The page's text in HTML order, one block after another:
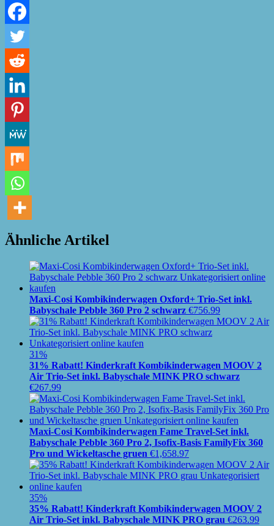
Ähnliche Artikel
Maxi-Cosi Kombikinderwagen Oxford+ Trio-Set inkl.
Babyschale Pebble 360 Pro 2 schwarz €756.99
31%
31% Rabatt! Kinderkraft Kombikinderwagen MOOV 2
Air Trio-Set inkl. Babyschale MINK PRO schwarz
€267.99
Maxi-Cosi Kombikinderwagen Fame Travel-Set inkl.
Babyschale Pebble 360 Pro 2, Isofix-Basis FamilyFix 360
Pro und Wickeltasche gruen €1,658.97
35%
35% Rabatt! Kinderkraft Kombikinderwagen MOOV 2
Air Trio-Set inkl. Babyschale MINK PRO grau €263.99